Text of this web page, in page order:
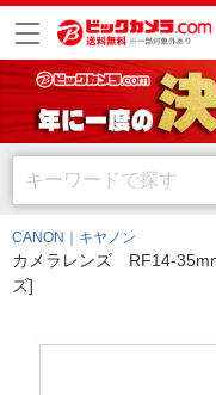
CANON｜キヤノン
カメラレンズ RF14-
ズ]